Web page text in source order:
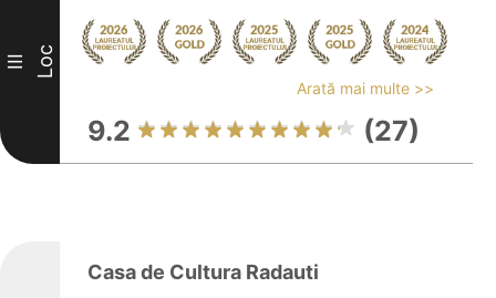
III Loc
Arată mai multe >>
9.2 (27)
Casa de Cultura Radauti